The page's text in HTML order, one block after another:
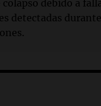
colapso debido a
detectadas